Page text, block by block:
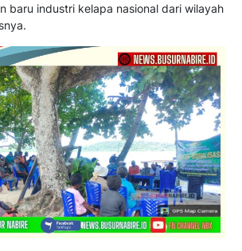
baru industri kelapa nasional dari wilayah